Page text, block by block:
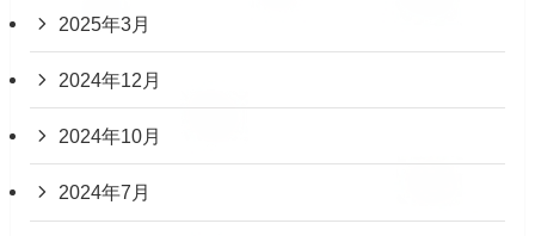
2025年3月
2024年12月
2024年10月
2024年7月